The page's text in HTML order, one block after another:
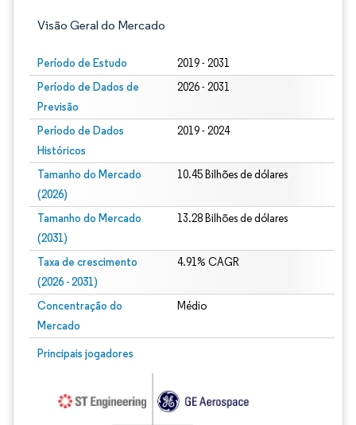
Visão Geral do Mercado
Período de Estudo 2019 - 2031
Período de Dados de
Previsão
2026 - 2031
Período de Dados
Históricos
2019 - 2024
Tamanho do Mercado
(2026)
10.45 Bilhões de dólares
Tamanho do Mercado
(2031)
13.28 Bilhões de dólares
Taxa de crescimento
(2026 - 2031)
4.91% CAGR
Concentração do
Mercado
Médio
Principais jogadores
Imagem © Mordor Intelligence. O reuso requer atribuição conforme CC BY 4.0.